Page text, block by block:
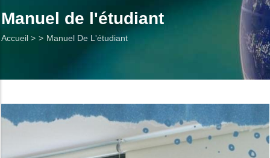
Manuel de l'étudiant
Fil
Accueil > Manuel De L'étudiant